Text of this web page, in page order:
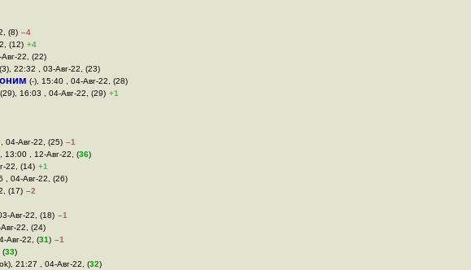
(8) –4
(12) +4
22, (22)
(3), 22:32 , 03-Авг-22, (23)
(-), 15:40 , 04-Авг-22, (28)
(29), 16:03 , 04-Авг-22, (29) +1
04-Авг-22, (25) –1
13:00 , 12-Авг-22, (36)
22, (14) +1
, 04-Авг-22, (26)
(17) –2
Авг-22, (18) –1
22, (24)
Авг-22, (31) –1
(33)
21:27 , 04-Авг-22, (32)